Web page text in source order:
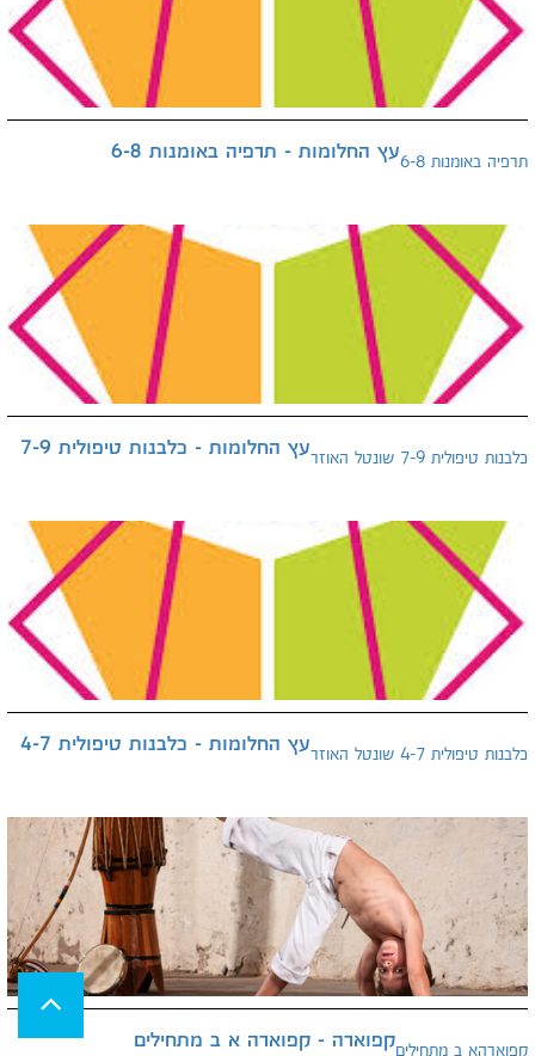
עץ החלומות - תרפיה באומנות 6-8 תרפיה באומנות 6-8
עץ החלומות - כלבנות טיפולית 7-9 כלבנות טיפולית 7-9 שונטל האוזר
עץ החלומות - כלבנות טיפולית 4-7 כלבנות טיפולית 4-7 שונטל האוזר
קפוארה - קפוארה א ב מתחיליםקפוארהא ב מתחילים